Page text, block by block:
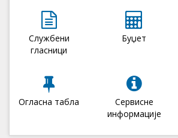
Службени
гласници
Буџет
Огласна табла
Сервисне
информације